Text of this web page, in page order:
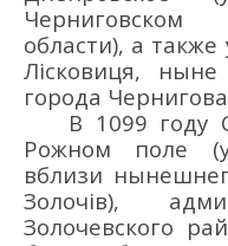
Черниговском
области), а
Лісковиця,
города
В 1099 году
Рожном поле (
вблизи
Золочів),
Золочевского